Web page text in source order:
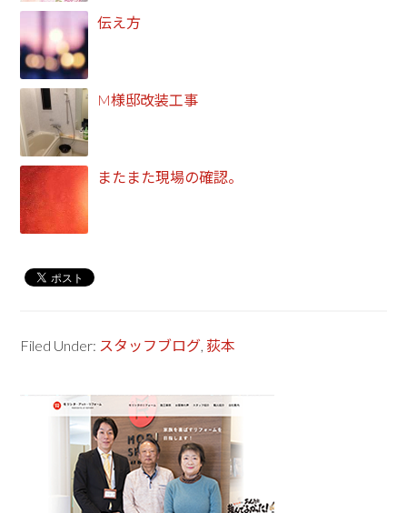
伝え方
M様邸改装工事
またまた現場の確認。
Filed Under: スタッフブログ, 荻本
Primary
Sidebar